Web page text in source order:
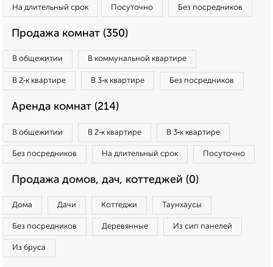
На длительный срок Посуточно Без посредников
Продажа комнат (350)
В общежитии В коммунальной квартире
В 2‑к квартире В 3‑к квартире Без посредников
Аренда комнат (214)
В общежитии В 2‑к квартире В 3‑к квартире
Без посредников На длительный срок Посуточно
Продажа домов, дач, коттеджей (0)
Дома Дачи Коттеджи Таунхаусы
Без посредников Деревянные Из сип панелей
Из бруса